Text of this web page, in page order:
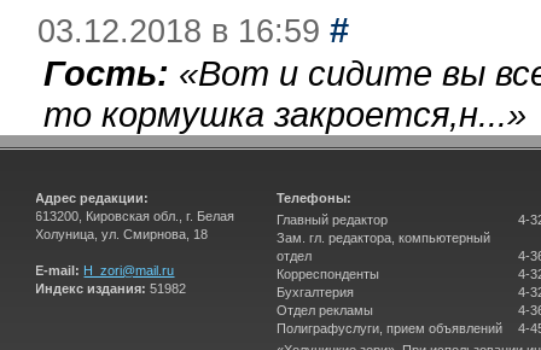
03.12.2018 в 16:59 #
Гость: «Вот и сидите вы
то кормушка закроется,н...»
Адрес редакции:
613200, Кировская обл., г. Белая
Холуница, ул. Смирнова, 18
E-mail: H_zori@mail.ru
Индекс издания: 51982
Телефоны:
Главный редактор
Зам. гл. редактора, компьютерный
отдел
Корреспонденты
Бухгалтерия
Отдел рекламы
Полиграфуслуги, прием объявлений
4-
4-
4-
4-
4-
4-